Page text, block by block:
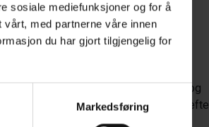
sosiale mediefunksjoner og for å
med partnerne våre innen
du har gjort tilgjengelig for
Markedsføring
, forskriftene og
om abonnementet.Ved å bekrefte
teste ut Karnovs innhold